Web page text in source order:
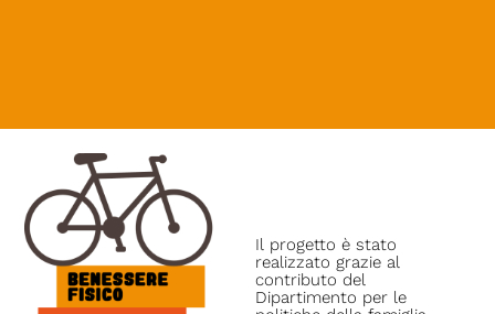
Il progetto è stato
realizzato grazie al
contributo del
Dipartimento per le